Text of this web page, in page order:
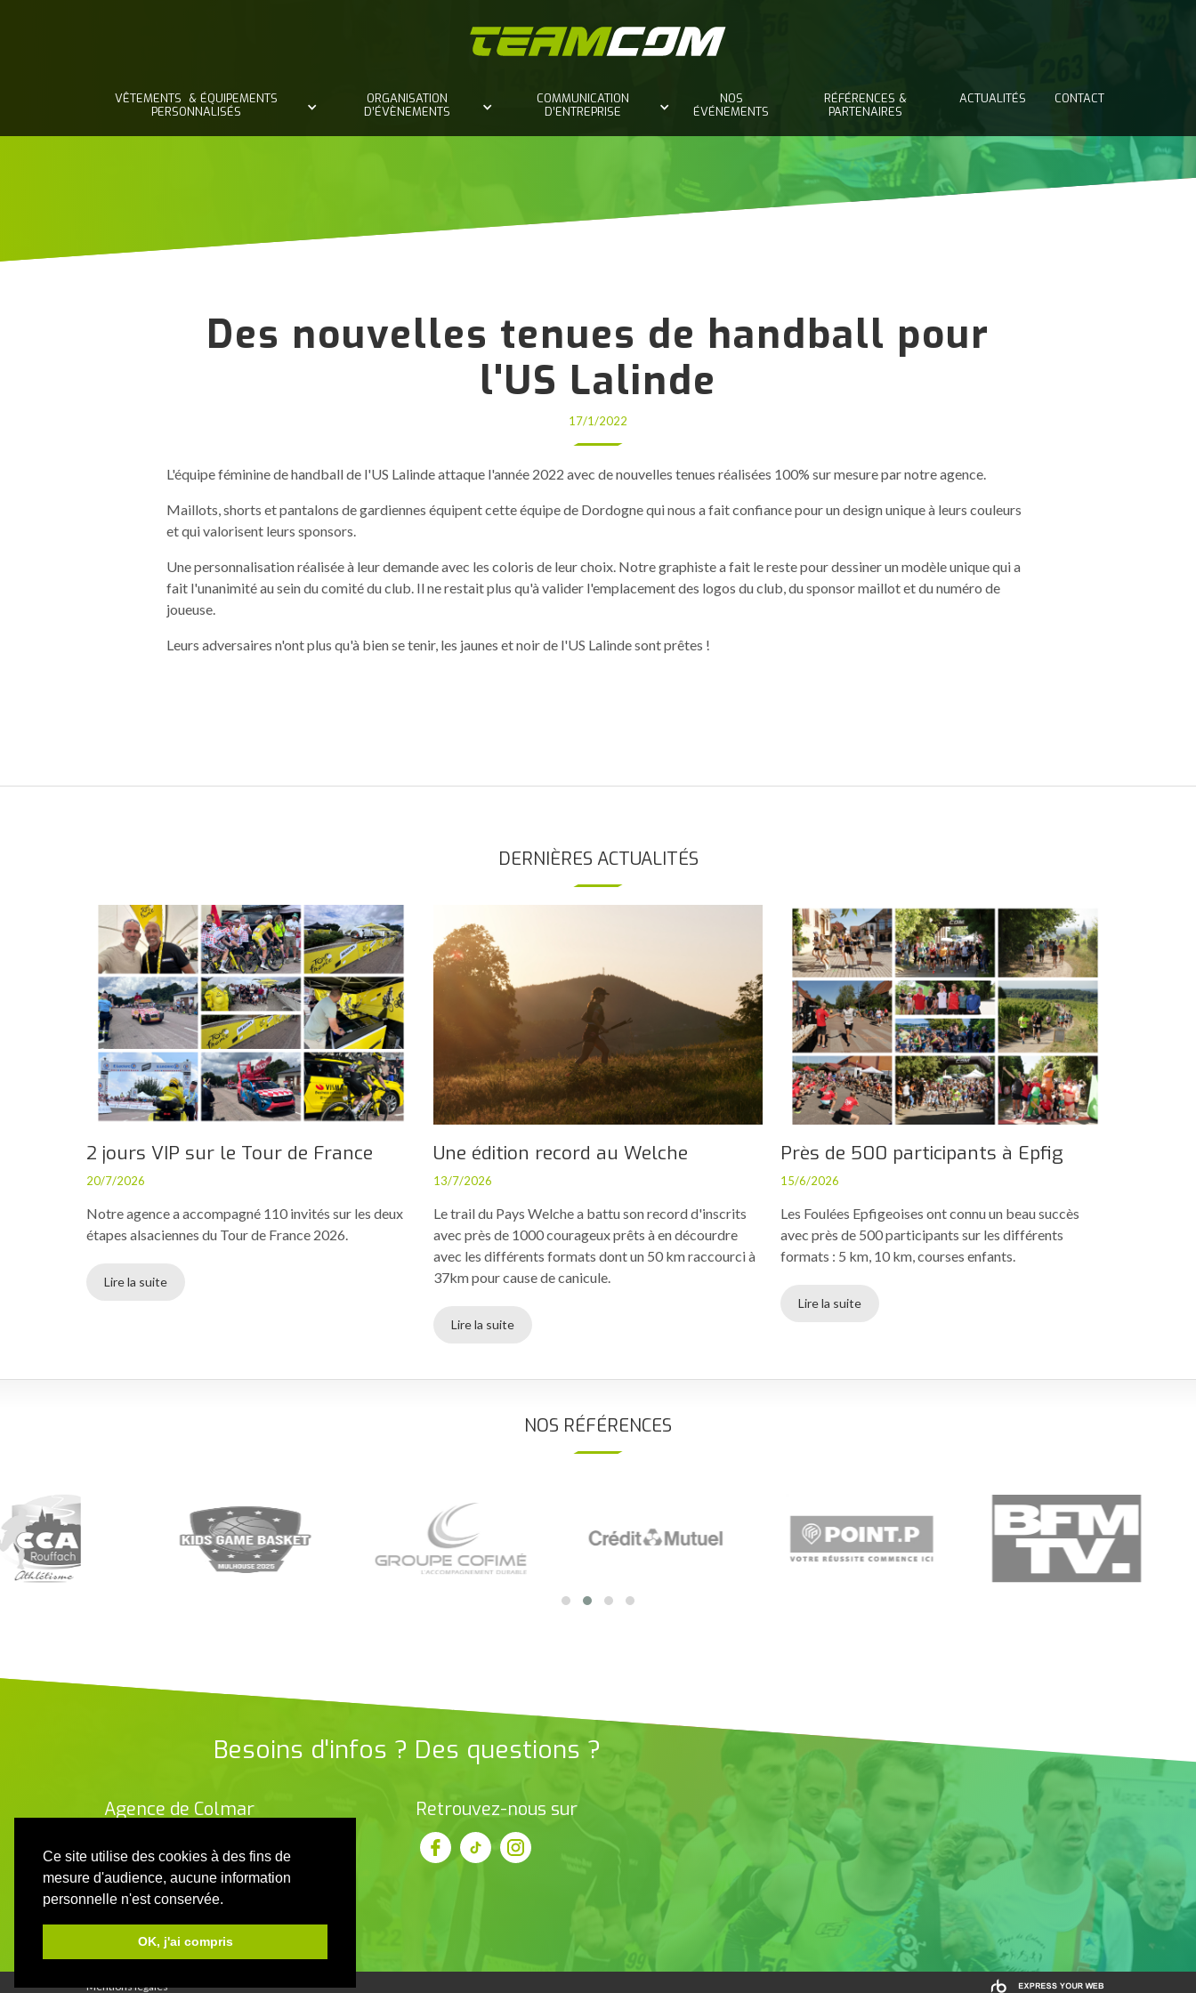
Ce site utilise des cookies à des fins de
mesure d'audience, aucune information
personnelle n'est conservée.
OK, j'ai compris
VÊTEMENTS & ÉQUIPEMENTS
PERSONNALISÉS
ORGANISATION
D’ÉVÈNEMENTS
COMMUNICATION
D’ENTREPRISE
NOS
ÉVÉNEMENTS
RÉFÉRENCES &
PARTENAIRES
ACTUALITÉS CONTACT
Des nouvelles tenues de handball pour
l'US Lalinde
17/1/2022
L'équipe féminine de handball de l'US Lalinde attaque l'année 2022 avec de nouvelles tenues réalisées 100% sur mesure par notre agence.
Maillots, shorts et pantalons de gardiennes équipent cette équipe de Dordogne qui nous a fait confiance pour un design unique à leurs couleurs
et qui valorisent leurs sponsors.
Une personnalisation réalisée à leur demande avec les coloris de leur choix. Notre graphiste a fait le reste pour dessiner un modèle unique qui a
fait l'unanimité au sein du comité du club. Il ne restait plus qu'à valider l'emplacement des logos du club, du sponsor maillot et du numéro de
joueuse.
Leurs adversaires n'ont plus qu'à bien se tenir, les jaunes et noir de l'US Lalinde sont prêtes !
DERNIÈRES ACTUALITÉS
2 jours VIP sur le Tour de France
20/7/2026
Notre agence a accompagné 110 invités sur les deux
étapes alsaciennes du Tour de France 2026.
Lire la suite
Une édition record au Welche
13/7/2026
Le trail du Pays Welche a battu son record d'inscrits
avec près de 1000 courageux prêts à en décourdre
avec les différents formats dont un 50 km raccourci à
37km pour cause de canicule.
Lire la suite
Près de 500 participants à Epfig
15/6/2026
Les Foulées Epfigeoises ont connu un beau succès
avec près de 500 participants sur les différents
formats : 5 km, 10 km, courses enfants.
Lire la suite
NOS RÉFÉRENCES
Besoins d'infos ? Des questions ?
Agence de Colmar
Contactez-nous
Retrouvez-nous sur
Mentions légales